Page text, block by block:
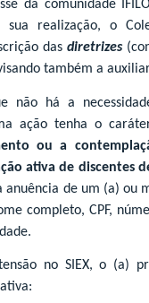
da comunidade
sua realização, o
dasdiretrizes
também a
não há a
ação tenha o
ou a
ativa de discentes
de um (a) ou
completo, CPF,
no SIEX, o (a)